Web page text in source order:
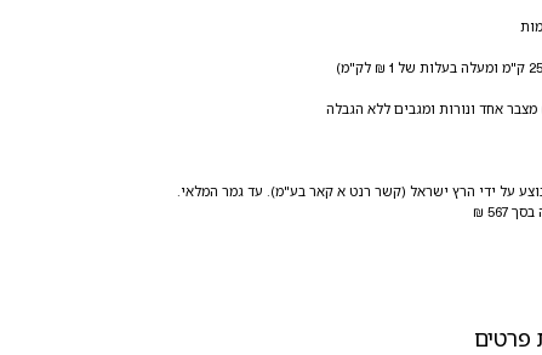
ק"מ ומעלה בעלות של 1₪ לק"מ)
אחד ונורות ומגבים ללא הגבלה
על ידי הרץ ישראל (קשר רנט א קאר בע"מ). עד גמר המלאי.
בסך 567
₪